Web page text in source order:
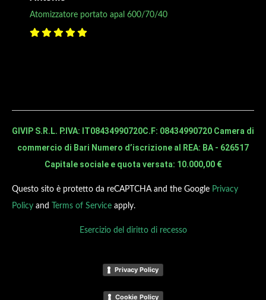
Atomizzatore portato apal 600/70/40
GIVIP S.R.L. P.IVA: IT08434990720C.F: 08434990720 Camera di
commercio di Bari Numero d’iscrizione al REA: BA - 626517
Capitale sociale e quota versata: 10.000,00 €
Questo sito è protetto da reCAPTCHA and the Google Privacy
Policy and Terms of Service apply.
Esercizio del diritto di recesso
Privacy Policy
Cookie Policy